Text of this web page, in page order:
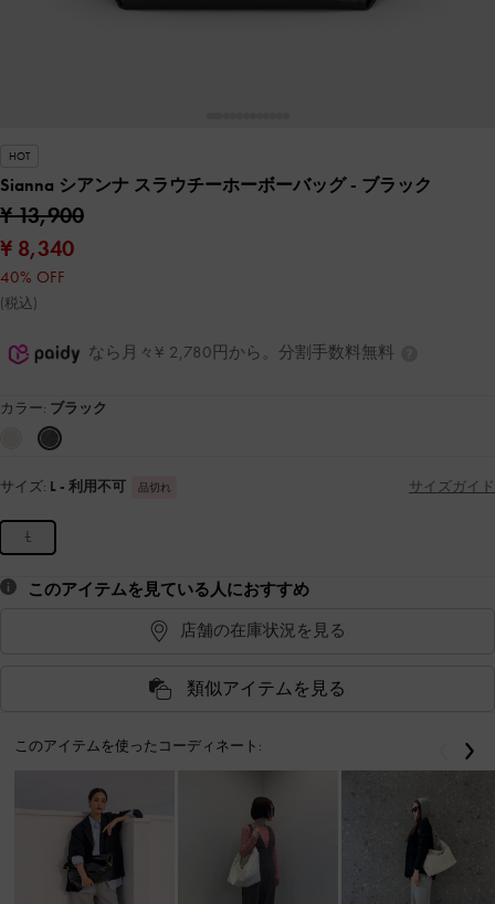
HOT
Sianna シアンナ スラウチーホーボーバッグ- ブラック
¥ 13,900
¥ 8,340
40% OFF
(税込)
なら月々¥ 2,780円から。分割手数料無料
カラー: ブラック
サイズ: L - 利用不可 品切れ サイズガイド
L
このアイテムを見ている人におすすめ
店舗の在庫状況を見る
類似アイテムを見る
このアイテムを使ったコーディネート: 戻る